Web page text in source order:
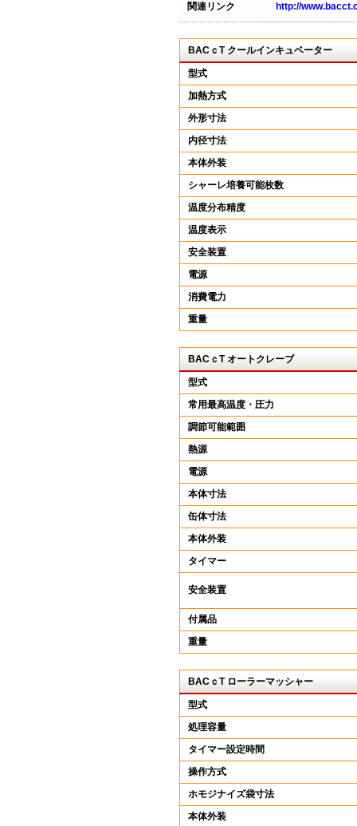
関連リンク http://
BACｃT クールインキュベーター
型式
加熱方式
外形寸法
内径寸法
本体外装
シャーレ培養可能枚数
温度分布精度
温度表示
安全装置
電源
消費電力
重量
BACｃT オートクレーブ
型式
常用最高温度・圧力
調節可能範囲
熱源
電源
本体寸法
缶体寸法
本体外装
タイマー
安全装置
付属品
重量
BACｃT ローラーマッシャー
型式
処理容量
タイマー設定時間
操作方式
ホモジナイズ袋寸法
本体外装